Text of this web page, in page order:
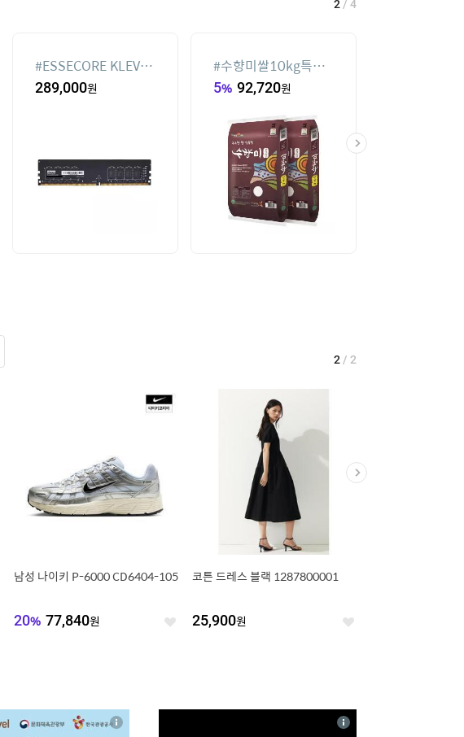
#ESSECORE KLEVV
DDR4-3200 CL22
289,000원
#수향미쌀10kg특등
급
5% 92,720원
2 / 4
남성 나이키 P-6000 CD6404-105
20% 77,840원 좋
코튼 드레스 블랙 1287800001
25,900원 좋
2 / 2
상
4
상